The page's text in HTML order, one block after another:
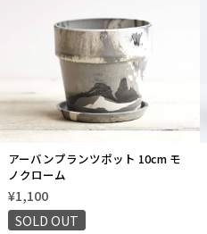
アーバンプランツポット 10cm モ
ノクローム
¥1,100
SOLD OUT